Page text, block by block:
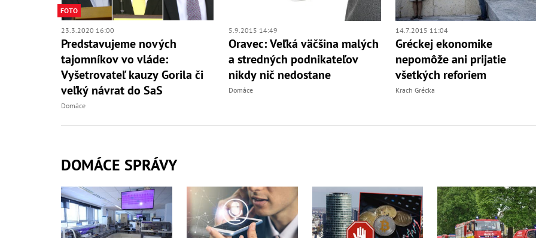
FOTO
23.3.2020 16:00
Predstavujeme nových
tajomníkov vo vláde:
Vyšetrovateľ kauzy Gorila či
veľký návrat do SaS
Domáce
5.9.2015 14:49
Oravec: Veľká väčšina malých
a stredných podnikateľov
nikdy nič nedostane
Domáce
14.7.2015 11:04
Gréckej ekonomike
nepomôže ani prijatie
všetkých reforiem
Krach Grécka
DOMÁCE SPRÁVY